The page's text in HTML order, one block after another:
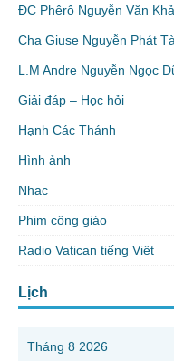
ĐC Phêrô Nguyễn Văn
Cha Giuse Nguyễn Phát
L.M Andre Nguyễn Ngọc
Giải đáp – Học hỏi
Hạnh Các Thánh
Hình ảnh
Nhạc
Phim công giáo
Radio Vatican tiếng Việt
Lịch
Tháng 8 2026